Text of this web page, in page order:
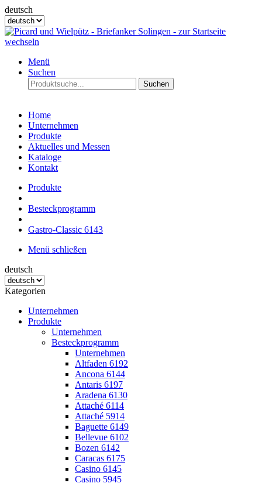
deutsch
Menü
Suchen
Suchen
Home
Unternehmen
Produkte
Aktuelles und Messen
Kataloge
Kontakt
Produkte
Besteckprogramm
Gastro-Classic 6143
Menü schließen
deutsch
Kategorien
Unternehmen
Produkte
Unternehmen
Besteckprogramm
Unternehmen
Altfaden 6192
Ancona 6144
Antaris 6197
Aradena 6130
Attaché 6114
Attaché 5914
Baguette 6149
Bellevue 6102
Bozen 6142
Caracas 6175
Casino 6145
Casino 5945